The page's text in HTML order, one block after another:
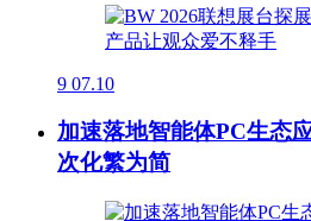
9 07.10
加速落地智能体PC生态
次化繁为简